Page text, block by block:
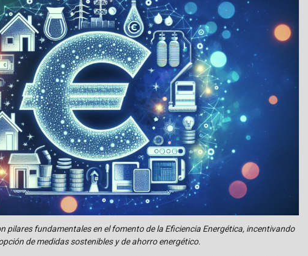
pilares fundamentales en el fomento de la Eficiencia Energética, incentivando
de medidas sostenibles y de ahorro energético.